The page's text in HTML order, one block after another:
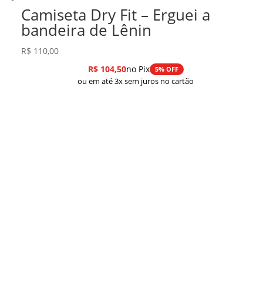
Camiseta Dry Fit – Erguei a
bandeira de Lênin
R$ 110,00
R$104,50no Pix 5% OFF
ou em até 3x sem juros no cartão